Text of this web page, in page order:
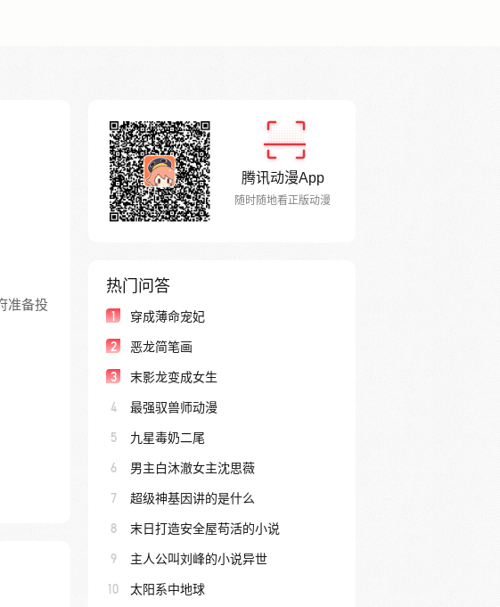
准备投
腾讯动漫App
随时随地看正版动漫
热门问答
1 穿成薄命宠妃
2 恶龙简笔画
3 末影龙变成女生
4 最强驭兽师动漫
5 九星毒奶二尾
6 男主白沐澈女主沈思薇
7 超级神基因讲的是什么
8 末日打造安全屋苟活的小说
9 主人公叫刘峰的小说异世
10 太阳系中地球